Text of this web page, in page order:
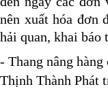
nên xuất hóa đơn
hải quan, khai báo
- Thang nâng
Thịnh Thành Phát